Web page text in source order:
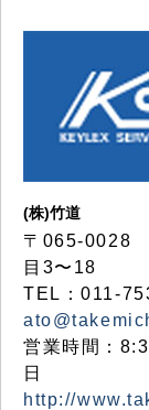
(株)竹道
〒065-0028
目3〜18
TEL：011-
営業時間：
日
http://